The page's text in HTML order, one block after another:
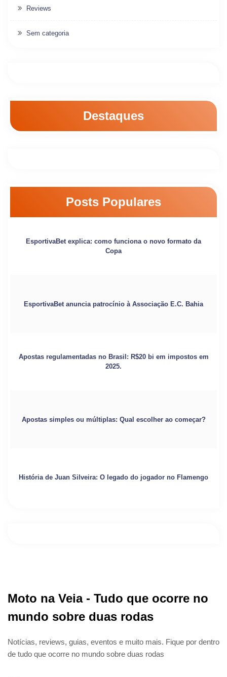
Reviews
Sem categoria
Destaques
Posts Populares
EsportivaBet explica: como funciona o novo formato da
Copa
EsportivaBet anuncia patrocínio à Associação E.C. Bahia
Apostas regulamentadas no Brasil: R$20 bi em impostos em
2025.
Apostas simples ou múltiplas: Qual escolher ao começar?
História de Juan Silveira: O legado do jogador no Flamengo
Moto na Veia - Tudo que ocorre no
mundo sobre duas rodas
Notícias, reviews, guias, eventos e muito mais. Fique por dentro
de tudo que ocorre no mundo sobre duas rodas